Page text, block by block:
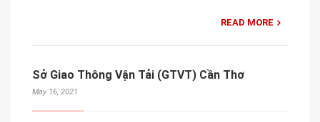
READ MORE
Sở Giao Thông Vận Tải (GTVT) Cần Thơ
May 16, 2021